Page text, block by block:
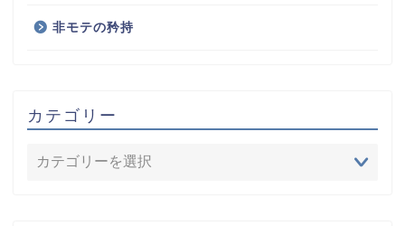
非モテの矜持
カテゴリー